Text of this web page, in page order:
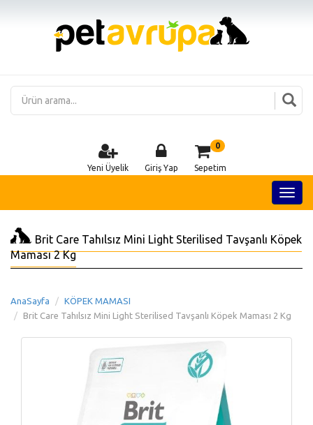
Yeni Üyelik Giriş Yap
0
Sepetim
Brit Care Tahılsız Mini Light Sterilised Tavşanlı Köpek
Maması 2 Kg
AnaSayfa
KÖPEK MAMASI
Brit Care Tahılsız Mini Light Sterilised Tavşanlı Köpek Maması 2 Kg